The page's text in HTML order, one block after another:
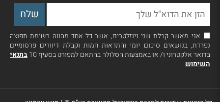
אני מאשר קבלת שני ניוזלטרים, אשר כל אחד מהווה רשימת תפוצה
נפרדת, בנושאים סיכום יומי והתראות חמות וקבלת דיוורים פרסומיים
בדואר אלקטרוני ו/ או באמצעות הסלולר בהתאם למפורט בסעיף 10
בתנאי
השימוש